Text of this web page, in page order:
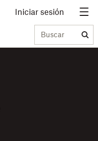
Iniciar sesión
Buscar